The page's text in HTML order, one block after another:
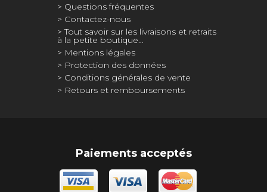
Questions fréquentes
Contactez-nous
Tout savoir sur les livraisons et retraits
à la petite boutique…
Mentions légales
Protection des données
Conditions générales de vente
Retours et remboursements
Paiements acceptés